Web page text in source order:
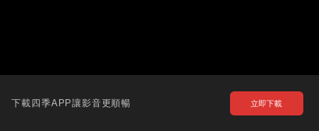
下載四季APP讓影音更順暢 立即下載